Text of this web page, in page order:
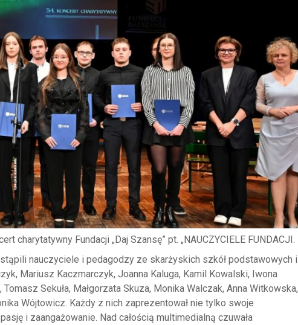
charytatywny Fundacji „Daj Szansę” pt. „NAUCZYCIELE FUNDACJI.
nauczyciele i pedagodzy ze skarżyskich szkół podstawowych i
Mariusz Kaczmarczyk, Joanna Kaluga, Kamil Kowalski, Iwona
Sekuła, Małgorzata Skuza, Monika Walczak, Anna Witkowska,
Wójtowicz. Każdy z nich zaprezentował nie tylko swoje
i zaangażowanie. Nad całością multimedialną czuwała